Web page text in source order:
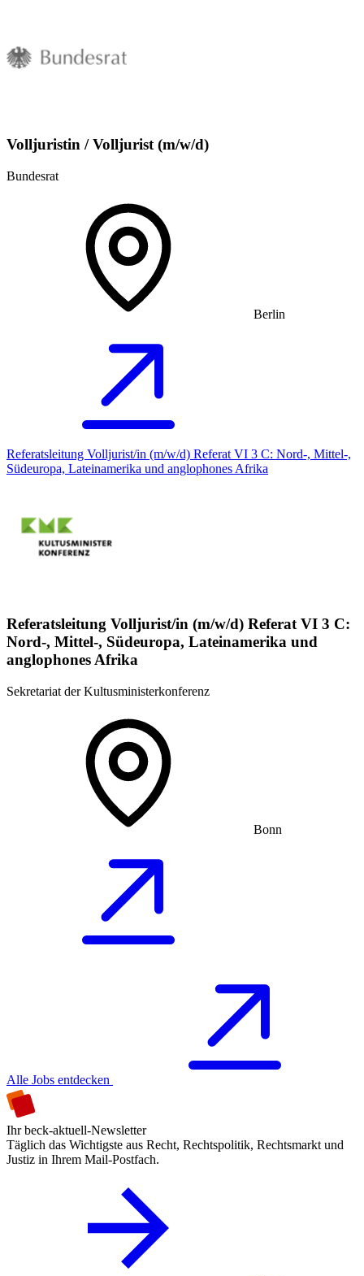
Volljuristin / Volljurist (m/w/d)
Bundesrat
Berlin
Referatsleitung Volljurist/in (m/w/d) Referat VI 3 C: Nord-, Mittel-,
Südeuropa, Lateinamerika und anglophones Afrika
Referatsleitung Volljurist/in (m/w/d) Referat VI 3 C:
Nord-, Mittel-, Südeuropa, Lateinamerika und
anglophones Afrika
Sekretariat der Kultusministerkonferenz
Bonn
Alle Jobs entdecken
Ihr beck-aktuell-Newsletter
Täglich das Wichtigste aus Recht, Rechtspolitik, Rechtsmarkt und
Justiz in Ihrem Mail-Postfach.